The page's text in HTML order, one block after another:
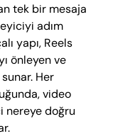
tek bir mesaja
adım
yapı, Reels
önleyen ve
Her
video
nereye doğru